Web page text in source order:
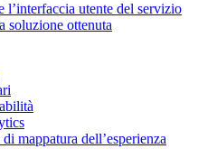
l’interfaccia utente del servizio
soluzione ottenuta
mappatura dell’esperienza